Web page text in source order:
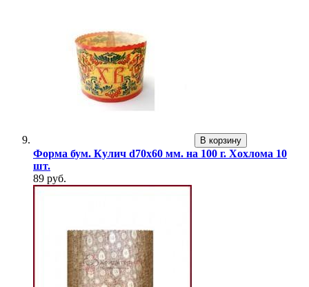
В корзину
Форма бум. Кулич d70х60 мм. на 100 г. Хохлома 10
шт.
89 руб.